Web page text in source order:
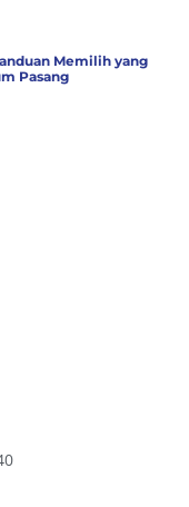
Memilih yang
Pasang